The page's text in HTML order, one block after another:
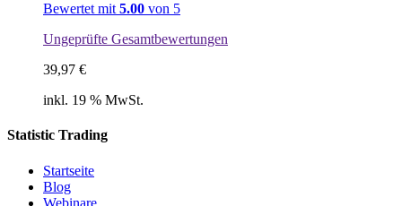
Bewertet mit 5.00 von 5
Ungeprüfte Gesamtbewertungen
39,97 €
inkl. 19 % MwSt.
Statistic Trading
Startseite
Blog
Webinare